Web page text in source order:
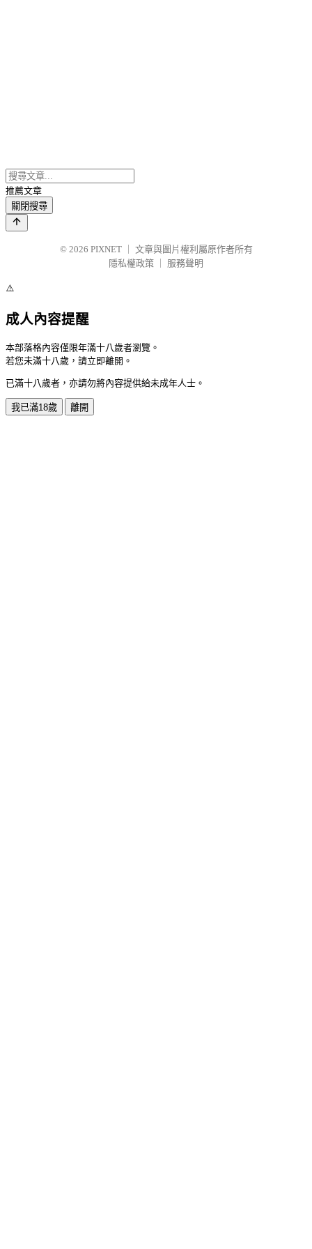
推薦文章
關閉搜尋
© 2026 PIXNET
文章與圖片權利屬原作者所有
隱私權政策
服務聲明
⚠️
成人內容提醒
本部落格內容僅限年滿十八歲者瀏覽。
若您未滿十八歲，請立即離開。
已滿十八歲者，亦請勿將內容提供給未成年人士。
我已滿18歲 離開